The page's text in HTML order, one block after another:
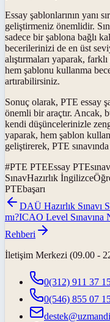
Essay şablonlarının yanı
geliştirmeniz önemlidir.
sadece bir şablona bağlı
becerilerinizi de en üst
alıştırmaları yaparak,
hem şablonu kullanma
artırabilirsiniz.
Sonuç olarak, PTE essay
önemli bir araçtır. Ancak,
kendi düşüncelerinizle
yaparak, hem şablon
geliştirerek, PTE
#PTE PTEEssay
SınavHazırlık
PTEbaşarı
DAÜ Hazırlık Sınavı
mı?ICAO Level Sınavına
Rehberi
İletişim Merkezi (09.00 -
0(312) 911 37
0(546) 855 07